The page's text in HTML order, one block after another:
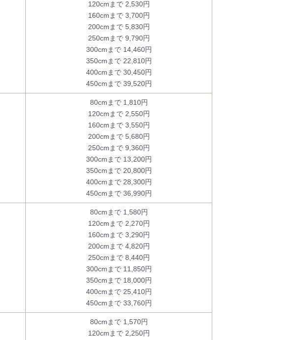
120cmまで 2,530円
160cmまで 3,700円
200cmまで 5,830円
250cmまで 9,790円
300cmまで 14,460円
350cmまで 22,810円
400cmまで 30,450円
450cmまで 39,520円
80cmまで 1,810円
120cmまで 2,550円
160cmまで 3,550円
200cmまで 5,680円
250cmまで 9,360円
300cmまで 13,200円
350cmまで 20,800円
400cmまで 28,300円
450cmまで 36,990円
80cmまで 1,580円
120cmまで 2,270円
160cmまで 3,290円
200cmまで 4,820円
250cmまで 8,440円
300cmまで 11,850円
350cmまで 18,000円
400cmまで 25,410円
450cmまで 33,760円
80cmまで 1,570円
120cmまで 2,250円